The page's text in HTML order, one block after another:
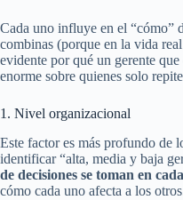
Cada uno influye en el “cómo”
combinas (porque en la vida
evidente por qué un gerente
enorme sobre quienes solo
1. Nivel organizacional
Este factor es más profundo de
identificar “alta, media y baja
de decisiones se toman en
cómo cada uno afecta a los